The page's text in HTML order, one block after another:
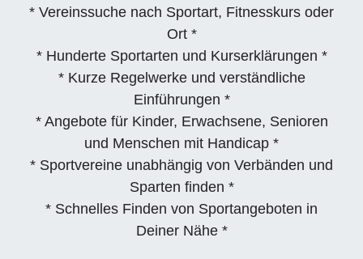
* Vereinssuche nach Sportart, Fitnesskurs oder
Ort *
* Hunderte Sportarten und Kurserklärungen *
* Kurze Regelwerke und verständliche
Einführungen *
* Angebote für Kinder, Erwachsene, Senioren
und Menschen mit Handicap *
* Sportvereine unabhängig von Verbänden und
Sparten finden *
* Schnelles Finden von Sportangeboten in
Deiner Nähe *